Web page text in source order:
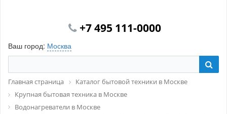
+7 495 111-0000
Ваш город: Москва
Главная страница
Каталог бытовой техники в Москве
Крупная бытовая техника в Москве
Водонагреватели в Москве